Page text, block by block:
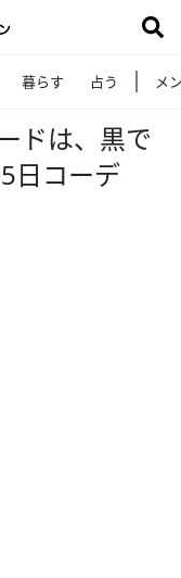
暮らす 占う メ
ドは、黒で
日コーデ